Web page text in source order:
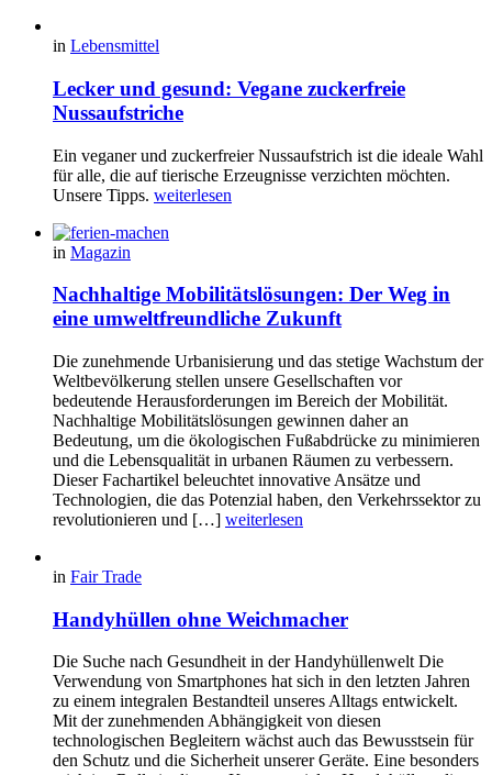
in Lebensmittel
Lecker und gesund: Vegane zuckerfreie
Nussaufstriche
Ein veganer und zuckerfreier Nussaufstrich ist die ideale Wahl
für alle, die auf tierische Erzeugnisse verzichten möchten.
Unsere Tipps. weiterlesen
in Magazin
Nachhaltige Mobilitätslösungen: Der Weg in
eine umweltfreundliche Zukunft
Die zunehmende Urbanisierung und das stetige Wachstum der
Weltbevölkerung stellen unsere Gesellschaften vor
bedeutende Herausforderungen im Bereich der Mobilität.
Nachhaltige Mobilitätslösungen gewinnen daher an
Bedeutung, um die ökologischen Fußabdrücke zu minimieren
und die Lebensqualität in urbanen Räumen zu verbessern.
Dieser Fachartikel beleuchtet innovative Ansätze und
Technologien, die das Potenzial haben, den Verkehrssektor zu
revolutionieren und […] weiterlesen
in Fair Trade
Handyhüllen ohne Weichmacher
Die Suche nach Gesundheit in der Handyhüllenwelt Die
Verwendung von Smartphones hat sich in den letzten Jahren
zu einem integralen Bestandteil unseres Alltags entwickelt.
Mit der zunehmenden Abhängigkeit von diesen
technologischen Begleitern wächst auch das Bewusstsein für
den Schutz und die Sicherheit unserer Geräte. Eine besonders